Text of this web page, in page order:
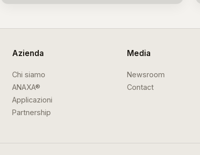
Azienda
Chi siamo
ANAXA®
Applicazioni
Partnership
Media
Newsroom
Contact